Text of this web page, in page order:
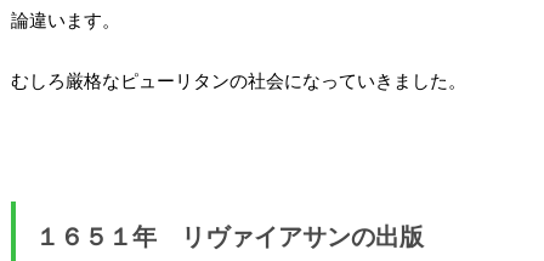
論違います。
むしろ厳格なピューリタンの社会になっていきました。
１６５１年 リヴァイアサンの出版